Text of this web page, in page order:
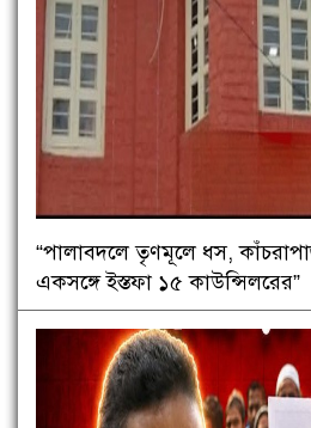
“পালাবদলে তৃণমূলে ধস,
একসঙ্গে ইস্তফা ১৫ কাউন্সিলরের”